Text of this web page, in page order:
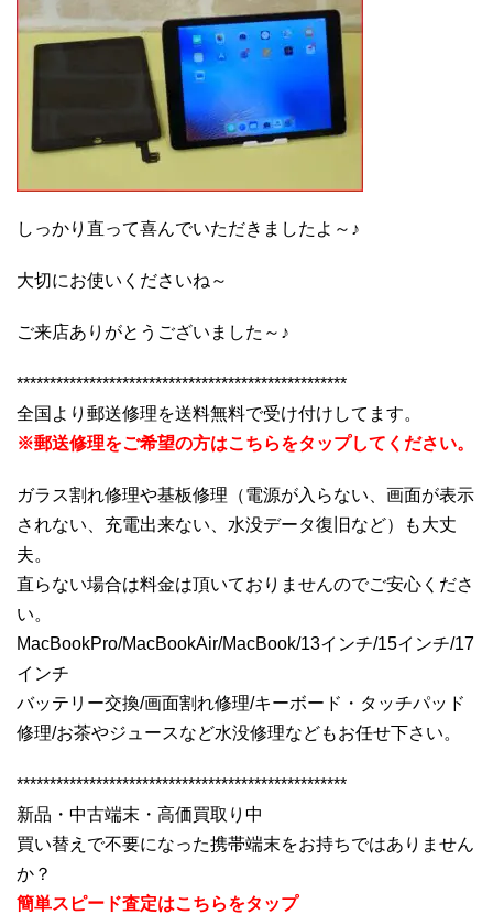
しっかり直って喜んでいただきましたよ～♪
大切にお使いくださいね～
ご来店ありがとうございました～♪
**************************************************
全国より郵送修理を送料無料で受け付けしてます。
※郵送修理をご希望の方はこちらをタップしてください。
ガラス割れ修理や基板修理（電源が入らない、画面が表示
されない、充電出来ない、水没データ復旧など）も大丈
夫。
直らない場合は料金は頂いておりませんのでご安心くださ
い。
MacBookPro/MacBookAir/MacBook/13インチ/15インチ/17
インチ
バッテリー交換/画面割れ修理/キーボード・タッチパッド
修理/お茶やジュースなど水没修理などもお任せ下さい。
**************************************************
新品・中古端末・高価買取り中
買い替えで不要になった携帯端末をお持ちではありません
か？
簡単スピード査定はこちらをタップ